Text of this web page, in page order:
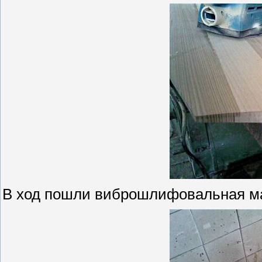
В ход пошли виброшлифовальная